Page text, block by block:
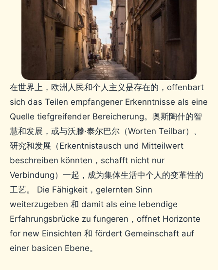
在世界上，欧洲人民和个人主义是存在的，offenbart
sich das Teilen empfangener Erkenntnisse als eine
Quelle tiefgreifender Bereicherung。奥斯陶什的智
慧和发展，或与沃滕·泰尔巴尔（Worten Teilbar）、
研究和发展（Erkentnistausch und Mitteilwert
beschreiben könnten，schafft nicht nur
Verbindung）一起，成为集体生活中个人的变革性的
工艺。 Die Fähigkeit，gelernten Sinn
weiterzugeben 和 damit als eine lebendige
Erfahrungsbrücke zu fungeren，offnet Horizo​​nte
for new Einsichten 和 fördert Gemeinschaft auf
einer basicen Ebene。